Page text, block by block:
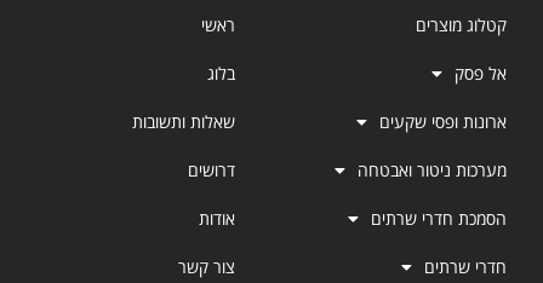
קטלוג מוצרים
אל פסק
ארונות ופסי שקעים
מערכות ניטור ואבטחה
הסמכת חדרי שרתים
חדרי שרתים
ראשי
בלוג
שאלות ותשובות
דרושים
אודות
צור קשר